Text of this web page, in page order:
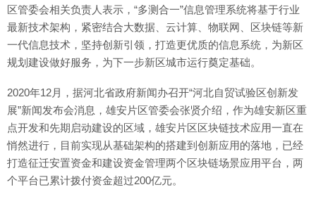
区管委会相关负责人表示，“多测合一”信息管理系统将基于行业
最新技术架构，紧密结合大数据、云计算、物联网、区块链等新
一代信息技术，坚持创新引领，打造更优质的信息系统，为新区
规划建设做好服务，为下一步新区城市运行奠定基础。
2020年12月，据河北省政府新闻办召开“河北自贸试验区创新发
展”新闻发布会消息，雄安片区管委会张贤介绍，作为雄安新区重
点开发和先期启动建设的区域，雄安片区区块链技术应用一直在
悄然进行，目前实现从基础架构的搭建到创新应用的落地，已经
打造征迁安置资金和建设资金管理两个区块链场景应用平台，两
个平台已累计拨付资金超过200亿元。